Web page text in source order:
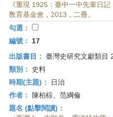
《重現 1925：臺中一中先輩日
敎育基金會，2013，二冊。
勾選：
編號：
17
出版書目： 臺灣史研究文獻類目
類別：
史料
時期(主題)：
日治
作者：
陳柏棕、范綱倫
題名 (點擊閱讀)：